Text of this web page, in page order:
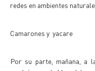
redes en ambientes
Camarones y yacare
Por su parte, mañana, a